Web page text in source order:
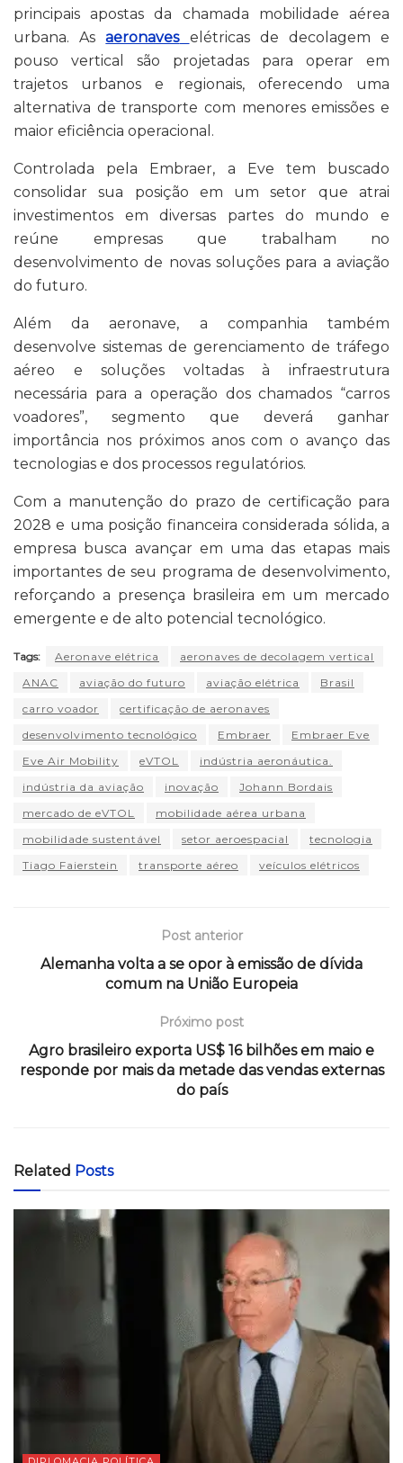
principais apostas da chamada mobilidade aérea
urbana. Asaeronaves
elétricas de decolagem e
pouso vertical são projetadas para operar em
trajetos urbanos e regionais, oferecendo uma
alternativa de transporte com menores emissões e
maior eficiência operacional.
Controlada pela Embraer, a Eve tem buscado
consolidar sua posição em um setor que atrai
investimentos em diversas partes do mundo e
reúne empresas que trabalham no
desenvolvimento de novas soluções para a aviação
do futuro.
Além da aeronave, a companhia também
desenvolve sistemas de gerenciamento de tráfego
aéreo e soluções voltadas à infraestrutura
necessária para a operação dos chamados “carros
voadores”, segmento que deverá ganhar
importância nos próximos anos com o avanço das
tecnologias e dos processos regulatórios.
Com a manutenção do prazo de certificação para
2028 e uma posição financeira considerada sólida, a
empresa busca avançar em uma das etapas mais
importantes de seu programa de desenvolvimento,
reforçando a presença brasileira em um mercado
emergente e de alto potencial tecnológico.
Tags: Aeronave elétrica
aeronaves de decolagem vertical
ANAC
aviação do futuro aviação elétrica
Brasil
carro voador
certificação de aeronaves
desenvolvimento tecnológico
Embraer
Embraer Eve
Eve Air Mobility
eVTOL
indústria aeronáutica.
indústria da aviação
inovação
Johann Bordais
mercado de eVTOL
mobilidade aérea urbana
mobilidade sustentável
setor aeroespacial
tecnologia
Tiago Faierstein
transporte aéreo veículos elétricos
Post anterior
Alemanha volta a se opor à emissão de dívida
comum na União Europeia
Próximo post
Agro brasileiro exporta US$ 16 bilhões em maio e
responde por mais da metade das vendas externas
do país
Related Posts